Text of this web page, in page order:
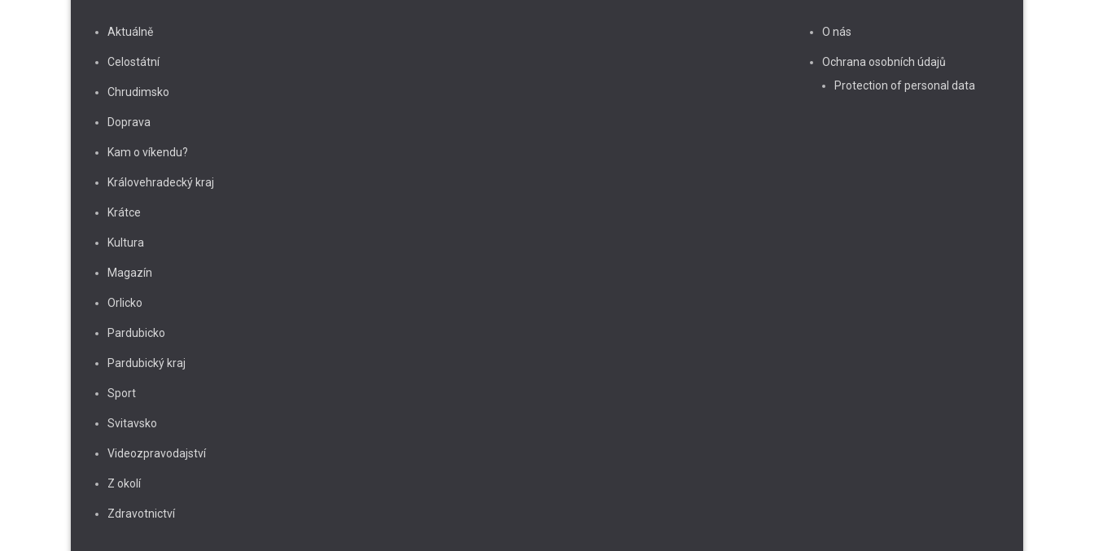
Aktuálně
Celostátní
Chrudimsko
Doprava
Kam o víkendu?
Královehradecký kraj
Krátce
Kultura
Magazín
Orlicko
Pardubicko
Pardubický kraj
Sport
Svitavsko
Videozpravodajství
Z okolí
Zdravotnictví
O nás
Ochrana osobních údajů
Protection of personal data